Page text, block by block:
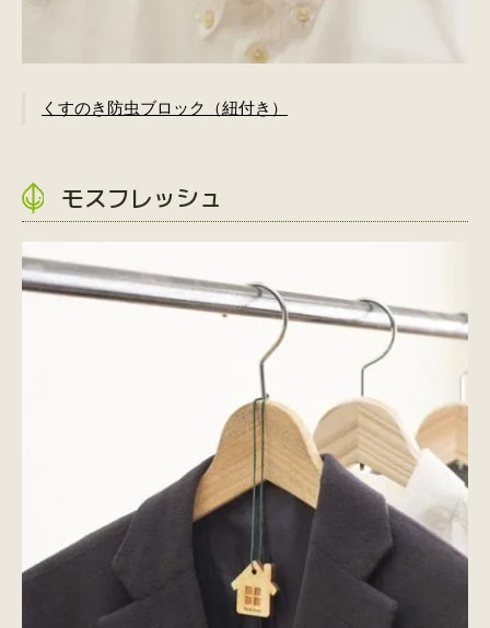
くすのき防虫ブロック（紐付き）
モスフレッシュ